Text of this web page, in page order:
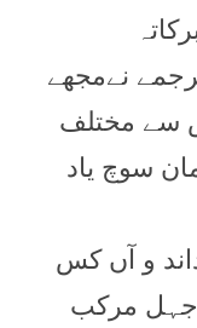
نےمجھے
سے مختلف
سوچ یاد
و آں کس
جہل مرکب